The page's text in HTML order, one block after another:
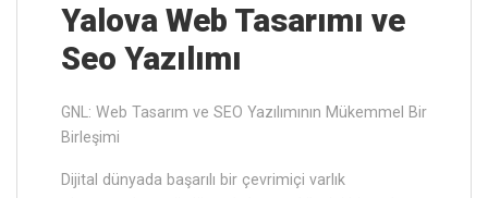
Yalova ‎Web Tasarımı ve
Seo Yazılımı
GNL: Web Tasarım ve SEO Yazılımının Mükemmel Bir
Birleşimi
Dijital dünyada başarılı bir çevrimiçi varlık